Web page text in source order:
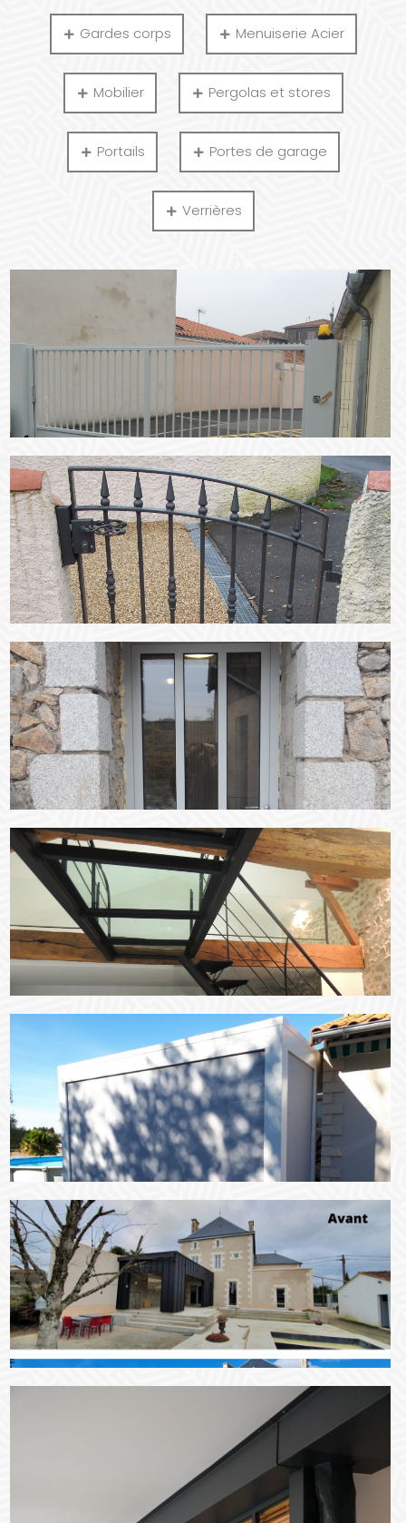
Gardes corps Menuiserie Acier
Mobilier Pergolas et stores
Portails Portes de garage
Verrières